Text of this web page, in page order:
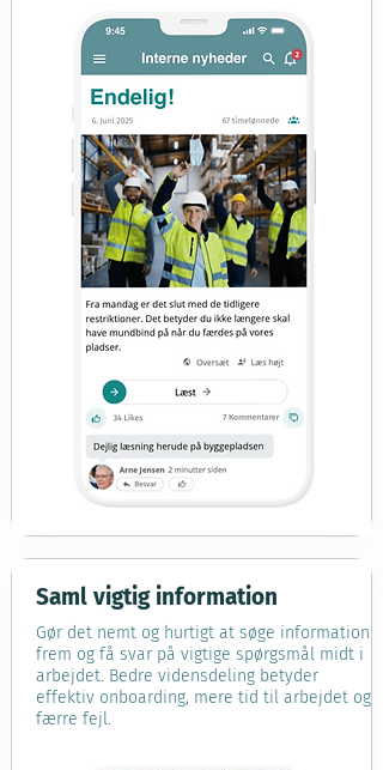
Saml vigtig information
Gør det nemt og hurtigt at søge information
frem og få svar på vigtige spørgsmål midt i
arbejdet. Bedre vidensdeling betyder
effektiv onboarding, mere tid til arbejdet og
færre fejl.